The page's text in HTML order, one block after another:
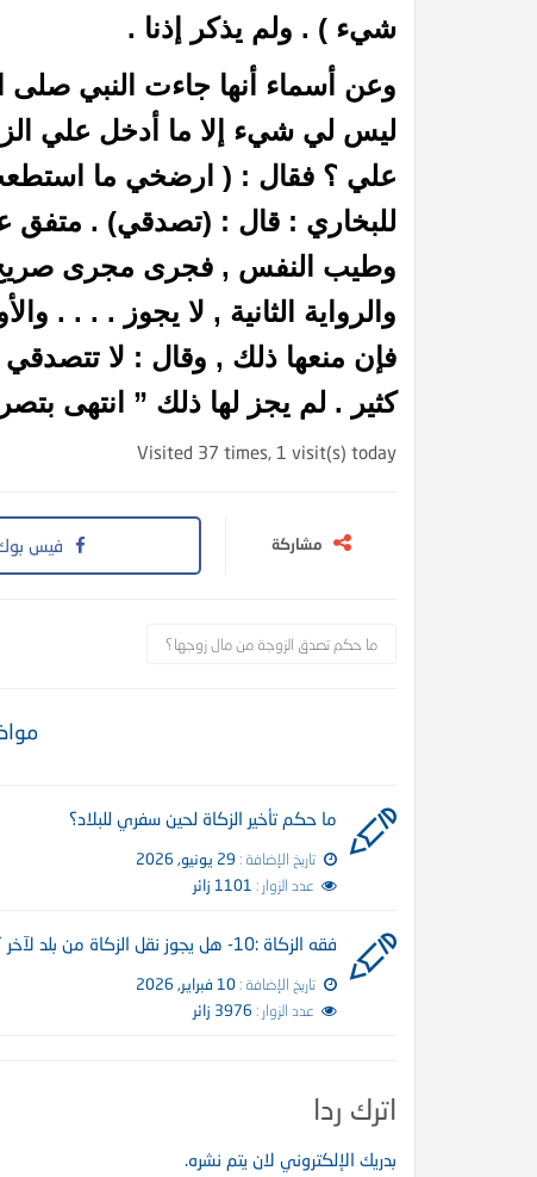
شيء ) . ولم يذكر إذنا .
وعن أسماء أنها جاءت النبي صلى
ليس لي شيء إلا ما أدخل علي
علي ؟ فقال : ( ارضخي ما
للبخاري : قال : (تصدقي) . متفق
وطيب النفس , فجرى مجرى صريح
والرواية الثانية , لا يجوز . . . .
فإن منعها ذلك , وقال : لا
كثير . لم يجز لها ذلك ” انتهى
Visited 37 times, 1 visit(s) today
مشاركة فيس
ما حكم تصدق الزوجة من مال زوجها؟
ما حكم تأخير الزكاة لحين سفري للبلاد؟
تاريخ الإضافة : 29 يونيو, 2026
عدد الزوار : 1101 زائر
فقه الزكاة :10- هل يجوز نقل الزكاة من بلد لآخر ؟
تاريخ الإضافة :10 فبراير, 2026
عدد الزوار : 3976 زائر
اترك ردا
بدريك الإلكتروني لان يتم نشره.
الظمآن في فقه الصيام” كتاب إتحاف الدعاة بفقه